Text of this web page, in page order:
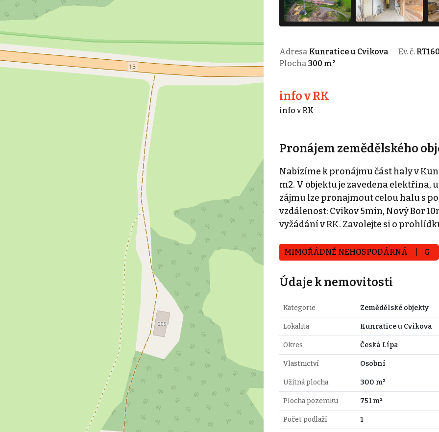
Adresa Kunratice u Cvikova Ev. č.
Plocha 300 m²
info v RK
info v RK
Pronájem zemědělského
Nabízíme k pronájmu část haly v
m2. V objektu je zavedena elektřina,
zájmu lze pronajmout celou halu s
vzdálenost: Cvikov 5min, Nový Bor
vyžádání v RK. Zavolejte si o
MIMOŘÁDNĚ NEHOSPODÁRNÁ G
Údaje k nemovitosti
Kategorie Zemědělské objekty
Lokalita Kunratice u Cvikova
Okres Česká Lípa
Vlastnictví Osobní
Užitná plocha 300 m²
Plocha pozemku 751 m²
Počet podlaží 1